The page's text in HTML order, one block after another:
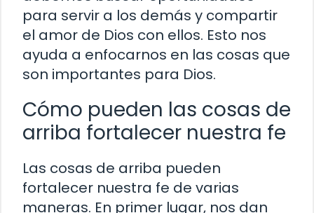
para servir a los demás y compartir
el amor de Dios con ellos. Esto nos
ayuda a enfocarnos en las cosas que
son importantes para Dios.
Cómo pueden las cosas de
arriba fortalecer nuestra fe
Las cosas de arriba pueden
fortalecer nuestra fe de varias
maneras. En primer lugar, nos dan